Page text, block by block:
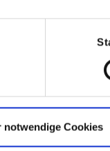
notwendige Cookies